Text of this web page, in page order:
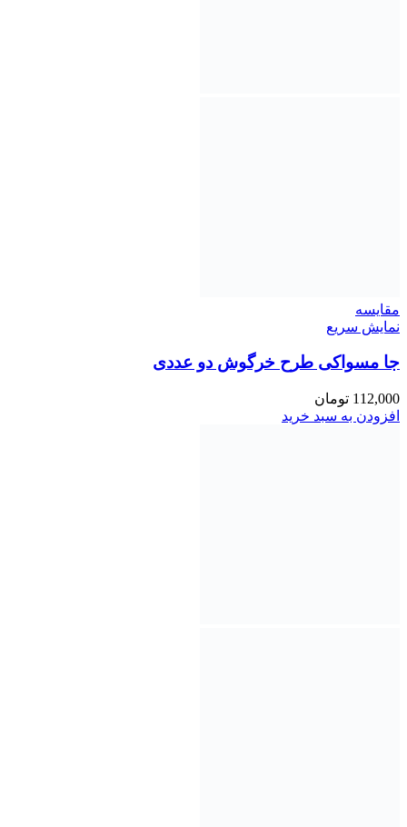
مقايسه
نمایش سریع
جا مسواکی طرح خرگوش دو عددی
112,000 تومان
افزودن به سبد خرید